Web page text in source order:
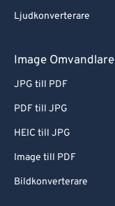
Ljudkonverterare
Image Omvandlare
JPG till PDF
PDF till JPG
HEIC till JPG
Image till PDF
Bildkonverterare